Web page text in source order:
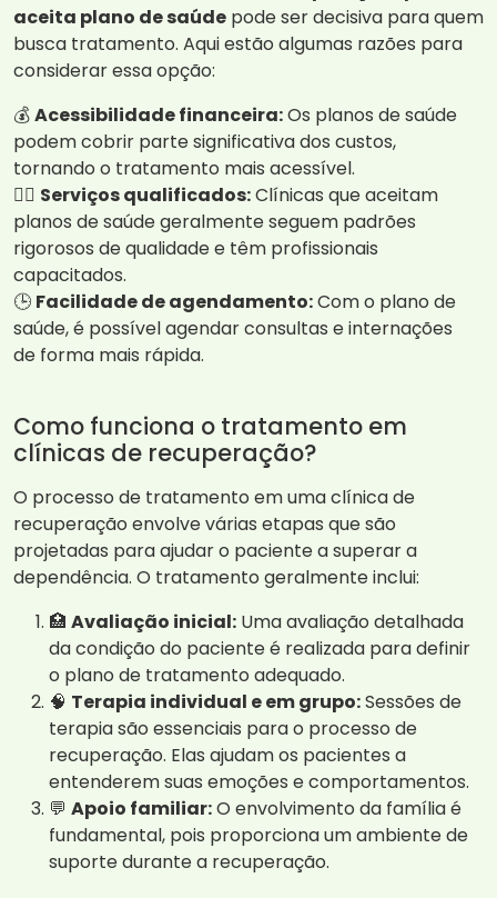
aceita plano de saúde pode ser decisiva para quem
busca tratamento. Aqui estão algumas razões para
considerar essa opção:
💰Acessibilidade financeira:Os planos de saúde
podem cobrir parte significativa dos custos,
tornando o tratamento mais acessível.
👩‍⚕️ Serviços qualificados:Clínicas que aceitam
planos de saúde geralmente seguem padrões
rigorosos de qualidade e têm profissionais
capacitados.
🕒 Facilidade de agendamento:Com o plano de
saúde, é possível agendar consultas e internações
de forma mais rápida.
Como funciona o tratamento em
clínicas de recuperação?
O processo de tratamento em uma clínica de
recuperação envolve várias etapas que são
projetadas para ajudar o paciente a superar a
dependência. O tratamento geralmente inclui:
🏥 Avaliação inicial: Uma avaliação detalhada
da condição do paciente é realizada para definir
o plano de tratamento adequado.
🧠 Terapia individual e em grupo:Sessões de
terapia são essenciais para o processo de
recuperação. Elas ajudam os pacientes a
entenderem suas emoções e comportamentos.
💬 Apoio familiar:O envolvimento da família é
fundamental, pois proporciona um ambiente de
suporte durante a recuperação.